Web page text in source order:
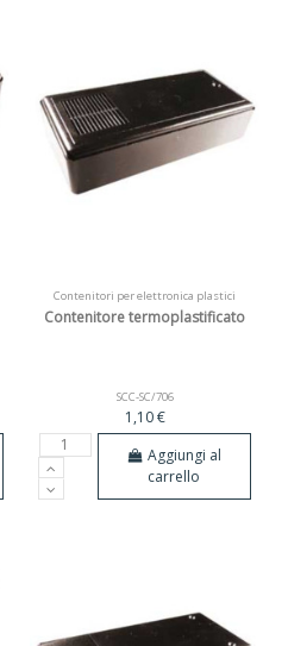
Contenitori per elettronica plastici
Contenitore termoplastificato
SCC-SC/706
1,10 €
Aggiungi al
carrello